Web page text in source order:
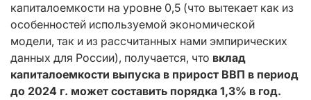
капиталоемкости на уровне 0,5 (что вытекает как из
особенностей используемой экономической
модели, так и из рассчитанных нами эмпирических
данных для России), получается, что вклад
капиталоемкости выпуска в прирост ВВП в период
до 2024 г. может составить порядка 1,3% в год.